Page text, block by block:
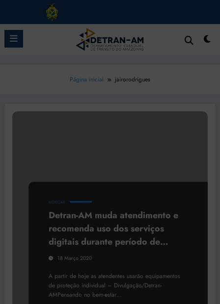
Pular
para
Página inicial jairorodrigues
NOTÍCIAS
Detran-AM muda atendimento e
recomenda uso dos serviços
digitais durante período de
prevenção do coronavírus
18 Março 2020
A partir de hoje as atendentes usarão equipamentos
de proteção individual – Divulgação/Detran-
AMPensando no bem-estar…